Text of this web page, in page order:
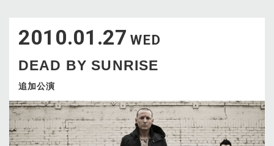
2
3 4 5
16
17 18 19
23
30
31
2010.01.27 WED
DEAD BY SUNRISE
追加公演